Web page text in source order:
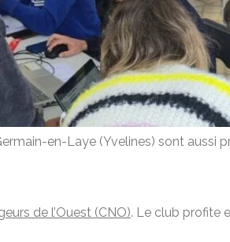
en-Laye (Yvelines) sont aussi
de l’Ouest (CNO). Le club profite